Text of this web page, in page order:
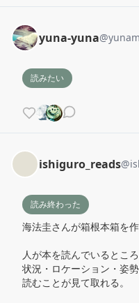
yuna-yuna@
読みたい
ishiguro_reads@
読み終わった
海法圭さんが箱根本箱を
人が本を読んでいるとこ
状況・ロケーション・姿
読むことが見て取れる。